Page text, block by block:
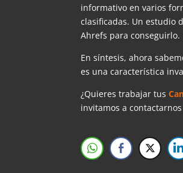
informativo en varios
clasificadas. Un estudio
Ahrefs para conseguirlo.
En síntesis, ahora
es una característica
¿Quieres trabajar tus
invitamos a